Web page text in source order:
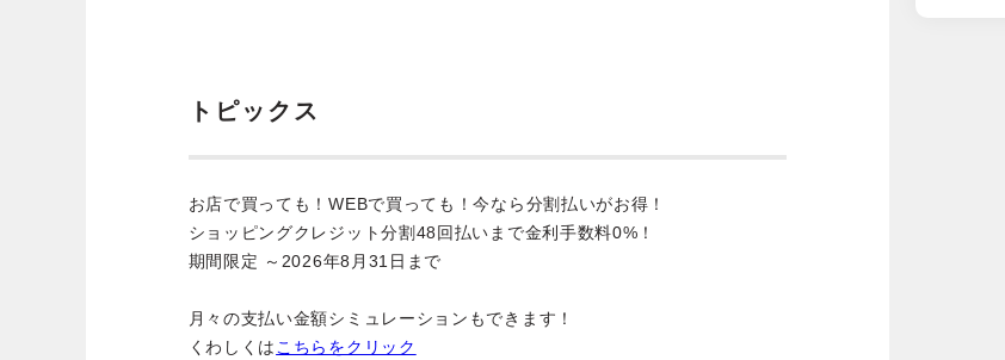
トピックス
お店で買っても！WEBで買っても！今なら分割払いがお得！
ショッピングクレジット分割48回払いまで金利手数料0%！
期間限定 ～2026年8月31日まで
月々の支払い金額シミュレーションもできます！
くわしくは こちらをクリック